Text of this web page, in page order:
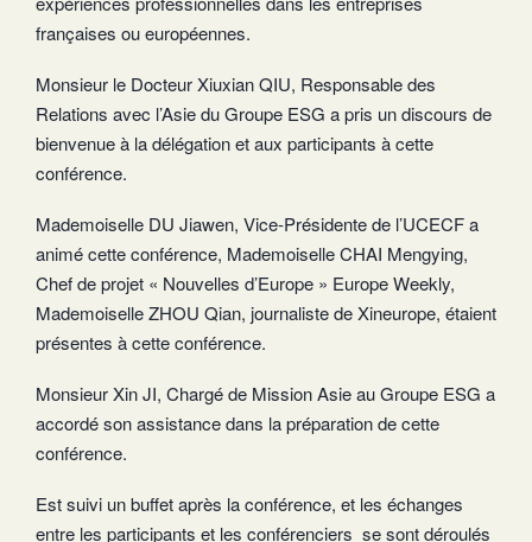
françaises ou européennes.
Monsieur le Docteur Xiuxian QIU, Responsable des
Relations avec l’Asie du Groupe ESG a pris un discours de
bienvenue à la délégation et aux participants à cette
conférence.
Mademoiselle DU Jiawen, Vice-Présidente de l’UCECF a
animé cette conférence, Mademoiselle CHAI Mengying,
Chef de projet « Nouvelles d’Europe » Europe Weekly,
Mademoiselle ZHOU Qian, journaliste de Xineurope, étaient
présentes à cette conférence.
Monsieur Xin JI, Chargé de Mission Asie au Groupe ESG a
accordé son assistance dans la préparation de cette
conférence.
Est suivi un buffet après la conférence, et les échanges
entre les participants et les conférenciers se sont déroulés